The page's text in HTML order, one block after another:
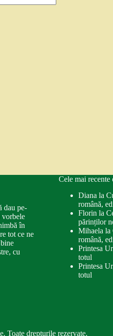
dau pe-
vorbele
în
tot ce ne
cu
Cele mai recente
Diana la
română,
Florin la
părinților
Mihaela la
română,
Printesa
totul
Printesa
totul
Toate drepturile rezervate.